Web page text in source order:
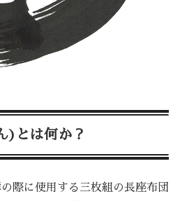
)とは何か？
際に使用する三枚組の長座布団